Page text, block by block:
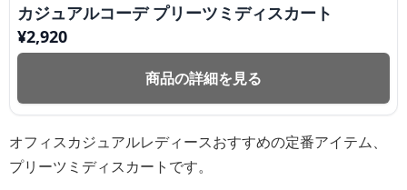
カジュアルコーデ プリーツミディスカート
¥2,920
商品の詳細を見る
オフィスカジュアルレディースおすすめの定番アイテム、
プリーツミディスカートです。